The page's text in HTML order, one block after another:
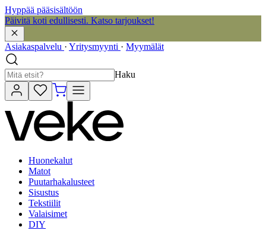
Hyppää pääsisältöön
Päivitä koti edullisesti. Katso tarjoukset!
Asiakaspalvelu · Yritysmyynti · Myymälät
Haku
Huonekalut
Matot
Puutarhakalusteet
Sisustus
Tekstiilit
Valaisimet
DIY